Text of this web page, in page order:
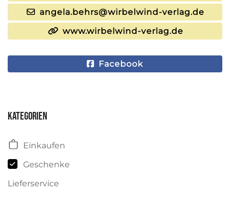
angela.behrs@wirbelwind-verlag.de
www.wirbelwind-verlag.de
Facebook
Kategorien
Einkaufen
Geschenke
Lieferservice